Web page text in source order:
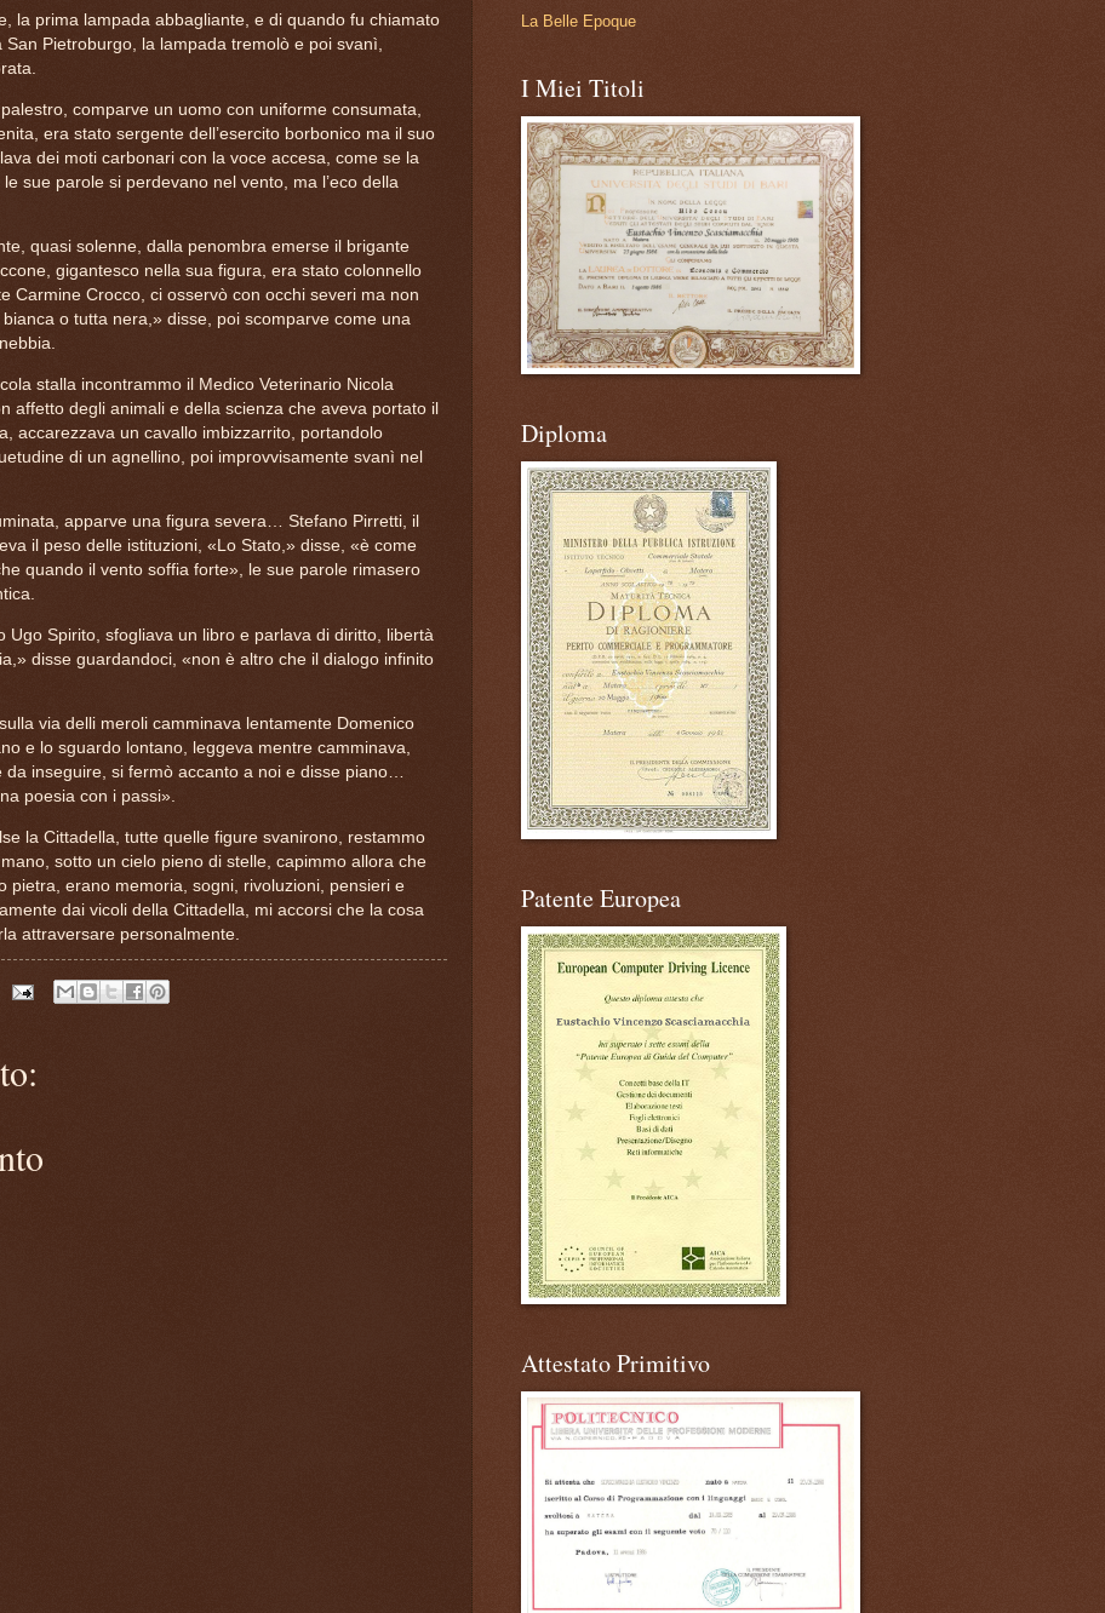
la prima lampada abbagliante, e di quando fu chiamato
Pietroburgo, la lampada tremolò e poi svanì,
comparve un uomo con uniforme consumata,
era stato sergente dell’esercito borbonico ma il suo
dei moti carbonari con la voce accesa, come se la
sue parole si perdevano nel vento, ma l’eco della
quasi solenne, dalla penombra emerse il brigante
gigantesco nella sua figura, era stato colonnello
Carmine Crocco, ci osservò con occhi severi ma non
o tutta nera,» disse, poi scomparve come una
stalla incontrammo il Medico Veterinario Nicola
affetto degli animali e della scienza che aveva portato il
accarezzava un cavallo imbizzarrito, portandolo
di un agnellino, poi improvvisamente svanì nel
apparve una figura severa… Stefano Pirretti, il
il peso delle istituzioni, «Lo Stato,» disse, «è come
quando il vento soffia forte», le sue parole rimasero
Ugo Spirito, sfogliava un libro e parlava di diritto, libertà
disse guardandoci, «non è altro che il dialogo infinito
via delli meroli camminava lentamente Domenico
e lo sguardo lontano, leggeva mentre camminava,
da inseguire, si fermò accanto a noi e disse piano…
poesia con i passi».
la Cittadella, tutte quelle figure svanirono, restammo
sotto un cielo pieno di stelle, capimmo allora che
pietra, erano memoria, sogni, rivoluzioni, pensieri e
dai vicoli della Cittadella, mi accorsi che la cosa
attraversare personalmente.
La Belle Epoque
I Miei Titoli
Diploma
Patente Europea
Attestato Primitivo